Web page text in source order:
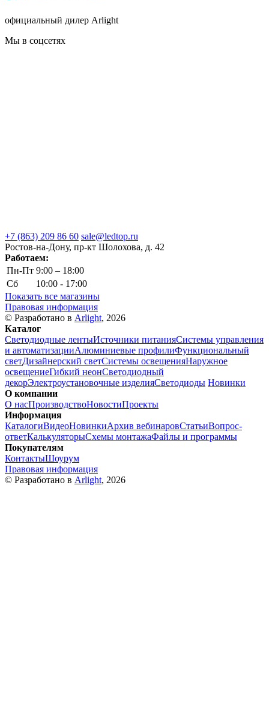
официальный дилер Arlight
Мы в соцсетях
+7 (863) 209 86 60 sale@ledtop.ru
Ростов-на-Дону, пр-кт Шолохова, д. 42
Работаем:
Пн-Пт 9:00 – 18:00
Сб
10:00 - 17:00
Показать все магазины
Правовая информация
© Разработано в Arlight, 2026
Каталог
Светодиодные лентыИсточники питанияСистемы управления
и автоматизацииАлюминиевые профилиФункциональный
светДизайнерский светСистемы освещенияНаружное
освещениеГибкий неонСветодиодный
декорЭлектроустановочные изделияСветодиоды Новинки
О компании
О насПроизводствоНовостиПроекты
Информация
КаталогиВидеоНовинкиАрхив вебинаровСтатьиВопрос-
ответКалькуляторыСхемы монтажаФайлы и программы
Покупателям
КонтактыШоурум
Правовая информация
© Разработано в Arlight, 2026